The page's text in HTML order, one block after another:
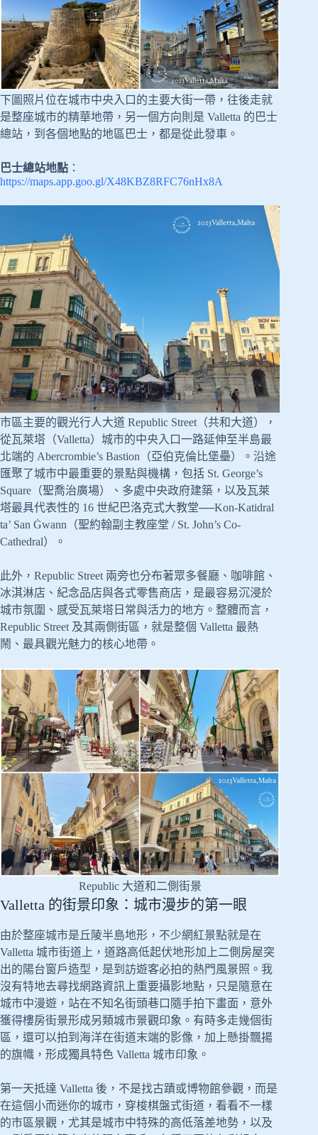
下圖照片位在城市中央入口的主要大街一帶，往後走就
是整座城市的精華地帶，另一個方向則是 Valletta 的巴士
總站，到各個地點的地區巴士，都是從此發車。
巴士總站地點 ：
https://maps.app.goo.gl/X48KBZ8RFC76nHx8A
市區主要的觀光行人大道 Republic Street（共和大道），
從瓦萊塔（Valletta）城市的中央入口一路延伸至半島最
北端的 Abercrombie’s Bastion（亞伯克倫比堡壘）。沿途
匯聚了城市中最重要的景點與機構，包括 St. George’s
Square（聖喬治廣場）、多處中央政府建築，以及瓦萊
塔最具代表性的 16 世紀巴洛克式大教堂──Kon-Katidral
ta’ San Ġwann（聖約翰副主教座堂 / St. John’s Co-
Cathedral）。
此外，Republic Street 兩旁也分布著眾多餐廳、咖啡館、
冰淇淋店、紀念品店與各式零售商店，是最容易沉浸於
城市氛圍、感受瓦萊塔日常與活力的地方。整體而言，
Republic Street 及其兩側街區，就是整個 Valletta 最熱
鬧、最具觀光魅力的核心地帶。
Republic 大道和二側街景
Valletta 的街景印象：城市漫步的第一眼
由於整座城市是丘陵半島地形，不少網紅景點就是在
Valletta 城市街道上，道路高低起伏地形加上二側房屋突
出的陽台窗戶造型，是到訪遊客必拍的熱門風景照。我
沒有特地去尋找網路資訊上重要攝影地點，只是隨意在
城市中漫遊，站在不知名街頭巷口隨手拍下畫面，意外
獲得樓房街景形成另類城市景觀印象。有時多走幾個街
區，還可以拍到海洋在街道末端的影像，加上懸掛飄揚
的旗幟，形成獨具特色 Valletta 城市印象。
第一天抵達 Valletta 後，不是找古蹟或博物館參觀，而是
在這個小而迷你的城市，穿梭棋盤式街道，看看不一樣
的市區景觀，尤其是城市中特殊的高低落差地勢，以及